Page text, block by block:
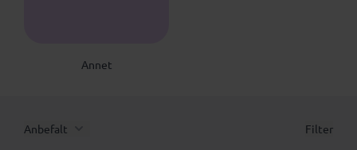
Annet
Anbefalt Filter